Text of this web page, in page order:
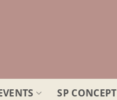
SP CONCEPT